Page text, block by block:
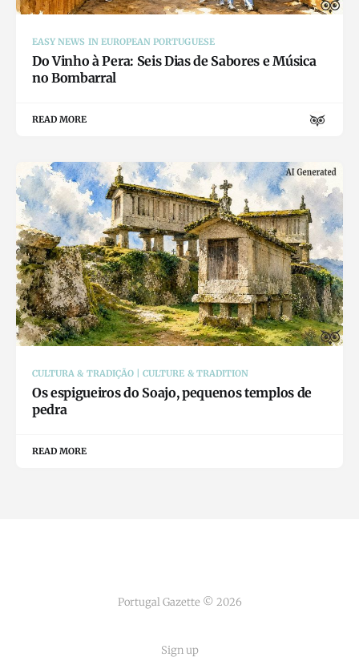
EASY NEWS IN EUROPEAN PORTUGUESE
Do Vinho à Pera: Seis Dias de Sabores e Música
no Bombarral
READ MORE
CULTURA & TRADIÇÃO | CULTURE & TRADITION
Os espigueiros do Soajo, pequenos templos de
pedra
READ MORE
Portugal Gazette © 2026
Sign up